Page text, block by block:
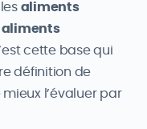
aliments
aliments
cette base qui
définition de
l’évaluer par